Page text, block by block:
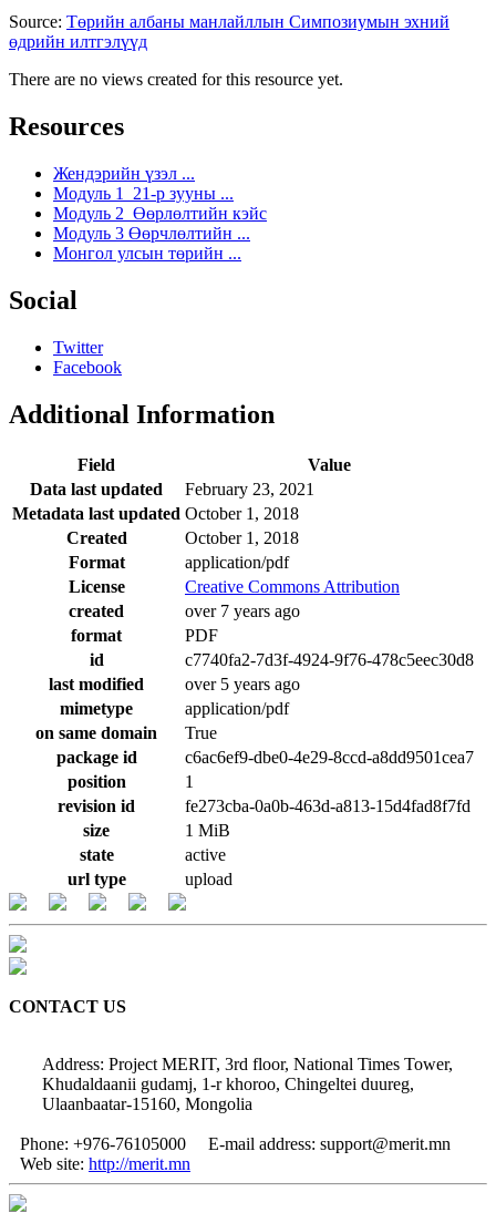
Source: Төрийн албаны манлайллын Симпозиумын эхний
өдрийн илтгэлүүд
There are no views created for this resource yet.
Resources
Жендэрийн үзэл ...
Модуль 1_21-р зууны ...
Модуль 2_Өөрлөлтийн кэйс
Модуль 3 Өөрчлөлтийн ...
Монгол улсын төрийн ...
Social
Twitter
Facebook
Additional Information
Field
Value
Data last updated
February 23, 2021
Metadata last updated October 1, 2018
Created
October 1, 2018
Format
application/pdf
License
Creative Commons Attribution
created
over 7 years ago
format
PDF
id
c7740fa2-7d3f-4924-9f76-478c5eec30d8
last modified
over 5 years ago
mimetype
application/pdf
on same domain
True
package id
c6ac6ef9-dbe0-4e29-8ccd-a8dd9501cea7
position
1
revision id
fe273cba-0a0b-463d-a813-15d4fad8f7fd
size
1 MiB
state
active
url type
upload
CONTACT US
Address: Project MERIT, 3rd floor, National Times Tower,
Khudaldaanii gudamj, 1-r khoroo, Chingeltei duureg,
Ulaanbaatar-15160, Mongolia
Phone: +976-76105000
E-mail address: support@merit.mn
Web site: http://merit.mn